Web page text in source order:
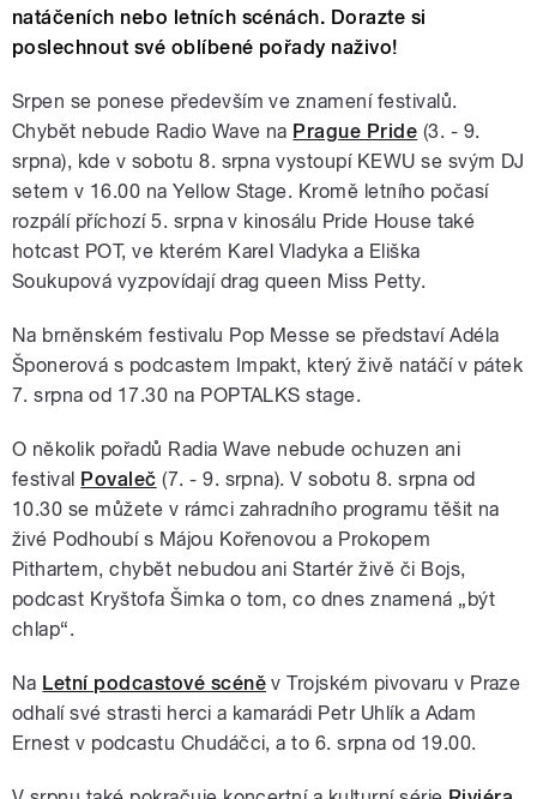
natáčeních nebo letních scénách. Dorazte si
poslechnout své oblíbené pořady naživo!
Srpen se ponese především ve znamení festivalů.
Chybět nebude Radio Wave na Prague Pride (3. - 9.
srpna), kde v sobotu 8. srpna vystoupí KEWU se svým DJ
setem v 16.00 na Yellow Stage. Kromě letního počasí
rozpálí příchozí 5. srpna v kinosálu Pride House také
hotcast POT, ve kterém Karel Vladyka a Eliška
Soukupová vyzpovídají drag queen Miss Petty.
Na brněnském festivalu Pop Messe se představí Adéla
Šponerová s podcastem Impakt, který živě natáčí v pátek
7. srpna od 17.30 na POPTALKS stage.
O několik pořadů Radia Wave nebude ochuzen ani
festival Povaleč (7. - 9. srpna). V sobotu 8. srpna od
10.30 se můžete v rámci zahradního programu těšit na
živé Podhoubí s Májou Kořenovou a Prokopem
Pithartem, chybět nebudou ani Startér živě či Bojs,
podcast Kryštofa Šimka o tom, co dnes znamená „být
chlap“.
Na Letní podcastové scéně v Trojském pivovaru v Praze
odhalí své strasti herci a kamarádi Petr Uhlík a Adam
Ernest v podcastu Chudáčci, a to 6. srpna od 19.00.